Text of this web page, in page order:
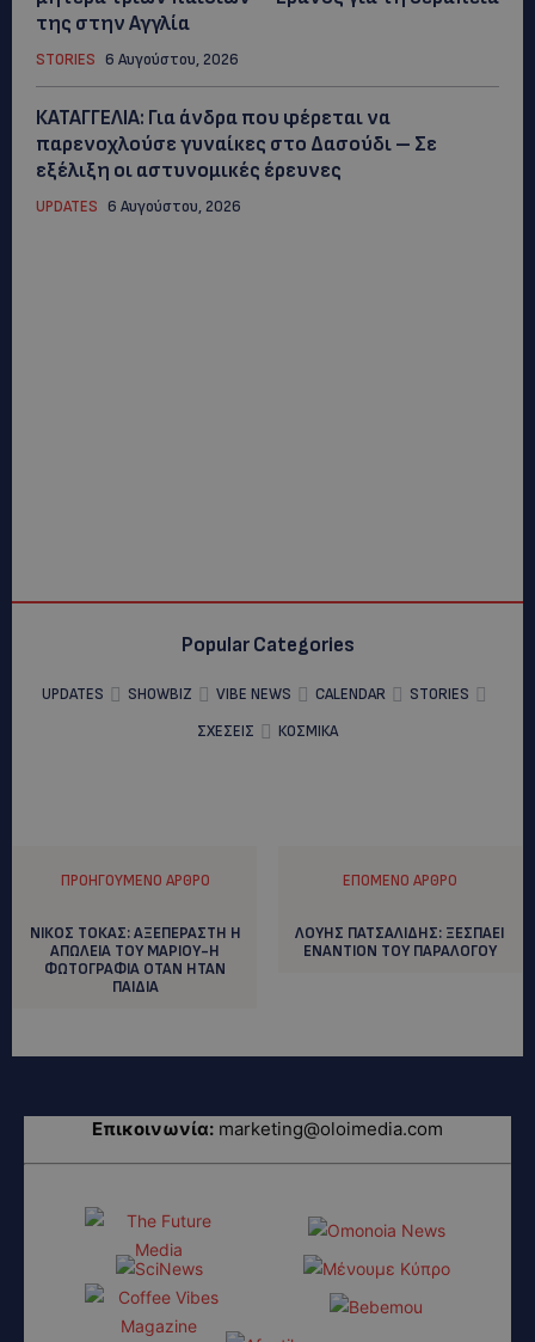
της στην Αγγλία
STORIES 6 Αυγούστου, 2026
ΚΑΤΑΓΓΕΛΙΑ: Για άνδρα που φέρεται να
παρενοχλούσε γυναίκες στο Δασούδι – Σε
εξέλιξη οι αστυνομικές έρευνες
UPDATES 6 Αυγούστου, 2026
Popular Categories
UPDATES SHOWBIZ VIBE NEWS CALENDAR
STORIES
ΣΧΕΣΕΙΣ
ΚΟΣΜΙΚΑ
ΠΡΟΗΓΟΎΜΕΝΟ ΆΡΘΡΟ
ΝΙΚΟΣ ΤΟΚΑΣ: AΞΕΠΕΡΑΣΤΗ Η
ΑΠΩΛΕΙΑ ΤΟΥ ΜΑΡΙΟΥ-Η
ΦΩΤΟΓΡΑΦΙΑ ΟΤΑΝ ΗΤΑΝ
ΠΑΙΔΙΑ
ΕΠΌΜΕΝΟ ΆΡΘΡΟ
ΛΟΥΗΣ ΠΑΤΣΑΛΙΔΗΣ: ΞΕΣΠΑΕΙ
ΕΝΑΝΤΙΟΝ ΤΟΥ ΠΑΡΑΛΟΓΟΥ
Επικοινωνία: marketing@oloimedia.com